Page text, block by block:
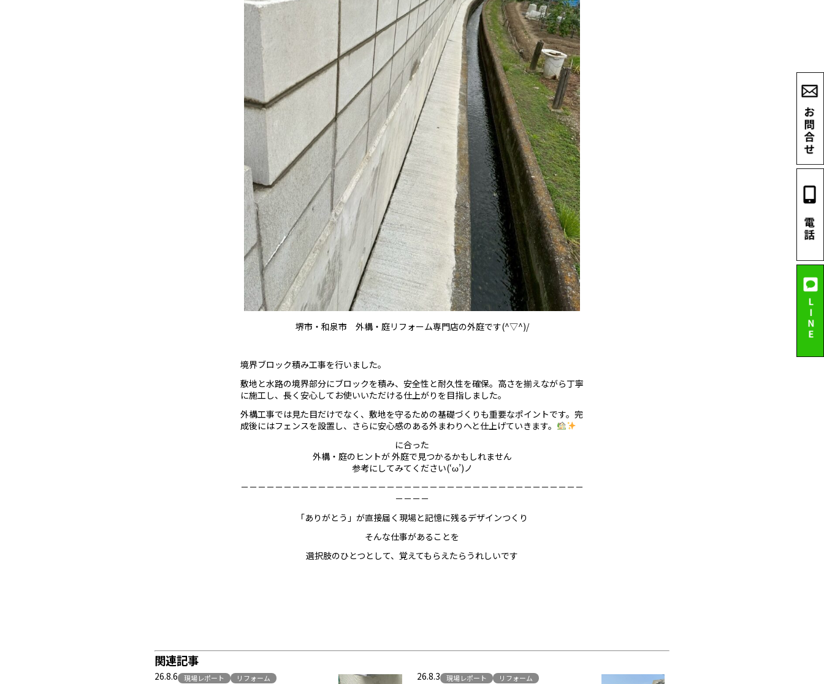
堺市・和泉市 外構・庭リフォーム専門店の外庭です(^▽^)/
境界ブロック積み工事を行いました。
敷地と水路の境界部分にブロックを積み、安全性と耐久性を確保。高さを揃えながら丁寧
に施工し、長く安心してお使いいただける仕上がりを目指しました。
外構工事では見た目だけでなく、敷地を守るための基礎づくりも重要なポイントです。完
成後にはフェンスを設置し、さらに安心感のある外まわりへと仕上げていきます。
に合った
外構・庭のヒントが 外庭で見つかるかもしれません
参考にしてみてください(‘ω’)ノ
－－－－－－－－－－－－－－－－－－－－－－－－－－－－－－－－－－－－－－－－
－－－－
「ありがとう」が直接届く現場と記憶に残るデザインつくり
そんな仕事があることを
選択肢のひとつとして、覚えてもらえたらうれしいです
関連記事
26.8.6 現場レポート リフォーム 26.8.3 現場レポート リフォーム